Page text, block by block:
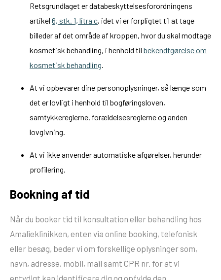
Retsgrundlaget er databeskyttelsesforordningens
artikel 6, stk. 1, litra c, idet vi er forpligtet til at tage
billeder af det område af kroppen, hvor du skal modtage
kosmetisk behandling, i henhold til bekendtgørelse om
kosmetisk behandling
At vi opbevarer dine personoplysninger, så længe som
det er lovligt i henhold til bogføringsloven,
samtykkereglerne, forældelsesreglerne og anden
lovgivning.
At vi ikke anvender automatiske afgørelser, herunder
profilering.
Bookning af tid
Når du booker tid til konsultation eller behandling hos
Amalieklinikken, enten via online booking, telefonisk
eller besøg, beder vi om forskellige oplysninger som,
navn, adresse, mobil, mail samt CPR nr. for at vi
entydigt kan identificere dig og opfylde den